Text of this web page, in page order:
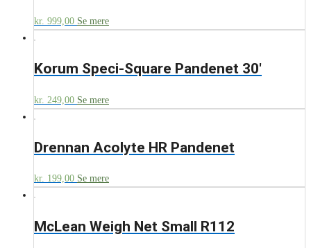
kr. 999,00 Se mere
Korum Speci-Square Pandenet 30′
kr. 249,00 Se mere
Drennan Acolyte HR Pandenet
kr. 199,00 Se mere
McLean Weigh Net Small R112